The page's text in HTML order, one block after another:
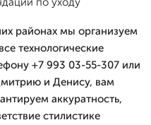
районах мы организуем
технологические
+7 993 03-55-307 или
и Денису, вам
аккуратность,
стилистике